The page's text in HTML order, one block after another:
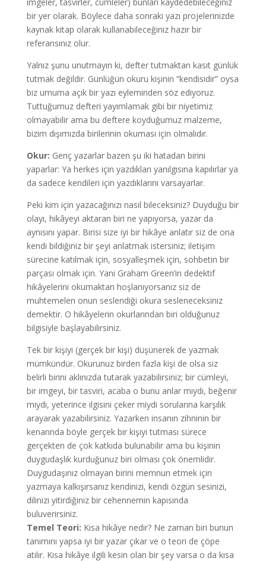
bir yer olarak. Böylece daha sonraki yazı projelerinizde
kaynak kitap olarak kullanabileceğiniz hazır bir
referansınız olur.
Yalnız şunu unutmayın ki, defter tutmaktan kasıt günlük
tutmak değildir. Günlüğün okuru kişinin “kendisidir” oysa
biz umuma açık bir yazı eyleminden söz ediyoruz.
Tuttuğumuz defteri yayımlamak gibi bir niyetimiz
olmayabilir ama bu deftere koyduğumuz malzeme,
bizim dışımızda birilerinin okuması için olmalıdır.
Okur: Genç yazarlar bazen şu iki hatadan birini
yaparlar: Ya herkes için yazdıkları yanılgısına kapılırlar ya
da sadece kendileri için yazdıklarını varsayarlar.
Peki kim için yazacağınızı nasıl bileceksiniz? Duyduğu bir
olayı, hikâyeyi aktaran biri ne yapıyorsa, yazar da
aynısını yapar. Birisi size iyi bir hikâye anlatır siz de ona
kendi bildiğiniz bir şeyi anlatmak istersiniz; iletişim
sürecine katılmak için, sosyalleşmek için, sohbetin bir
parçası olmak için. Yani Graham Green’in dedektif
hikâyelerini okumaktan hoşlanıyorsanız siz de
muhtemelen onun seslendiği okura sesleneceksiniz
demektir. O hikâyelerin okurlarından biri olduğunuz
bilgisiyle başlayabilirsiniz.
Tek bir kişiyi (gerçek bir kişi) düşünerek de yazmak
mümkündür. Okurunuz birden fazla kişi de olsa siz
belirli birini aklınızda tutarak yazabilirsiniz; bir cümleyi,
bir imgeyi, bir tasviri, acaba o bunu anlar mıydı, beğenir
miydi, yeterince ilgisini çeker miydi sorularına karşılık
arayarak yazabilirsiniz. Yazarken insanın zihninin bir
kenarında böyle gerçek bir kişiyi tutması sürece
gerçekten de çok katkıda bulunabilir ama bu kişinin
duygudaşlık kurduğunuz biri olması çok önemlidir.
Duygudaşınız olmayan birini memnun etmek için
yazmaya kalkışırsanız kendinizi, kendi özgün sesinizi,
dilinizi yitirdiğiniz bir cehennemin kapısında
buluverirsiniz.
Temel Teori: Kısa hikâye nedir? Ne zaman biri bunun
tanımını yapsa iyi bir yazar çıkar ve o teori de çöpe
atılır. Kısa hikâye ilgili kesin olan bir şey varsa o da kısa